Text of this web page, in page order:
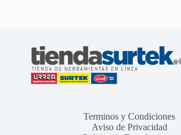
Terminos y Condiciones
Aviso de Privacidad